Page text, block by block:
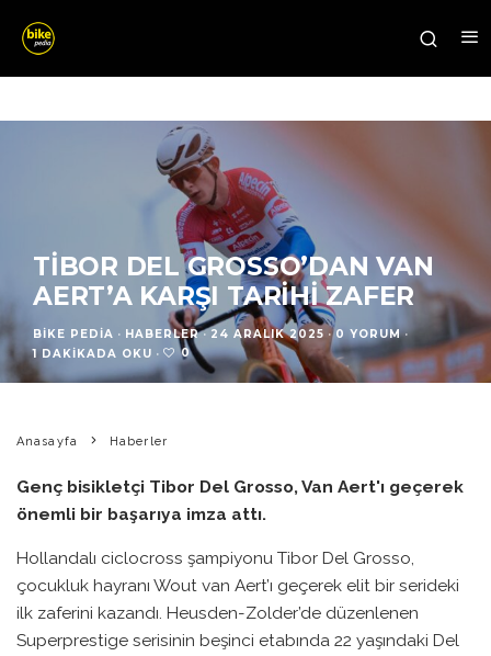
TIBOR DEL GROSSO’DAN VAN
AERT’A KARŞI TARIHI ZAFER
BIKE PEDIA · HABERLER · 24 ARALIK 2025 · 0 YORUM ·
1 DAKIKADA OKU · 0
Anasayfa Haberler
Genç bisikletçi Tibor Del Grosso, Van Aert'ı geçerek
önemli bir başarıya imza attı.
Hollandalı ciclocross şampiyonu Tibor Del Grosso,
çocukluk hayranı Wout van Aert’ı geçerek elit bir serideki
ilk zaferini kazandı. Heusden-Zolder’de düzenlenen
Superprestige serisinin beşinci etabında 22 yaşındaki Del